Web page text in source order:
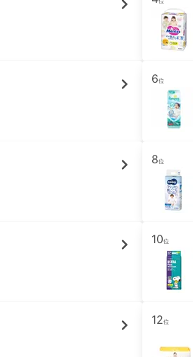
6位
8位
10位
12位